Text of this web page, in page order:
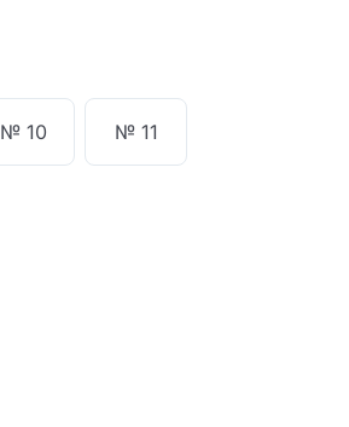
№ 10 № 11